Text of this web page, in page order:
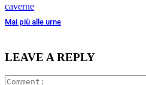
caverne
Mai più alle urne
LEAVE A REPLY